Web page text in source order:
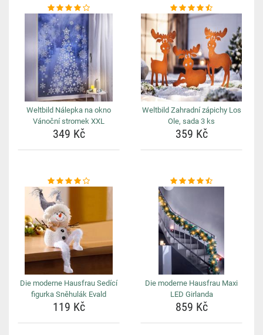
Weltbild Nálepka na okno
Vánoční stromek XXL
349 Kč
Weltbild Zahradní zápichy Los
Ole, sada 3 ks
359 Kč
Die moderne Hausfrau Sedící
figurka Sněhulák Evald
119 Kč
Die moderne Hausfrau Maxi
LED Girlanda
859 Kč